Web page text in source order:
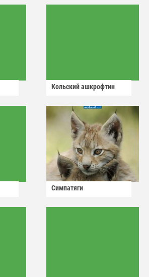
Кольский ашкрофтин
Симпатяги